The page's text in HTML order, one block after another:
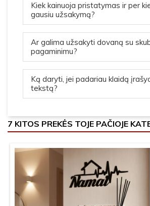
Kiek kainuoja pristatymas ir per
gausiu užsakymą?
Ar galima užsakyti dovaną su
pagaminimu?
Ką daryti, jei padariau klaidą
tekstą?
7 KITOS PREKĖS TOJE PAČIOJE